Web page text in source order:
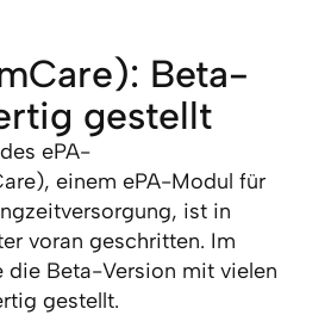
Beta-
gestellt
ePA-
einem ePA-Modul für
ist in
voran geschritten. Im
die Beta-Version mit vielen
gestellt.